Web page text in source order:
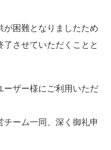
困難となりましたため
させていただくことと
ーザー様にご利用いただ
チーム一同、深く御礼申